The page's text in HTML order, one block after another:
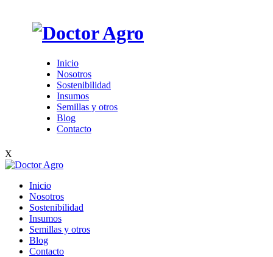
Inicio
Nosotros
Sostenibilidad
Insumos
Semillas y otros
Blog
Contacto
X
Inicio
Nosotros
Sostenibilidad
Insumos
Semillas y otros
Blog
Contacto